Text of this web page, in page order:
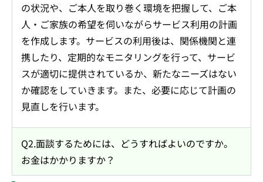
の状況や、ご本人を取り巻く環境を把握して、ご本
人・ご家族の希望を伺いながらサービス利用の計画
を作成します。サービスの利用後は、関係機関と連
携したり、定期的なモニタリングを行って、サービ
スが適切に提供されているか、新たなニーズはない
か確認をしていきます。また、必要に応じて計画の
見直しを行います。
Q2.面談するためには、どうすればよいのですか。
お金はかかりますか？